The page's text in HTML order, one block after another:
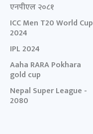
एनपीएल २०८१
ICC Men T20 World Cup
2024
IPL 2024
Aaha RARA Pokhara
gold cup
Nepal Super League -
2080